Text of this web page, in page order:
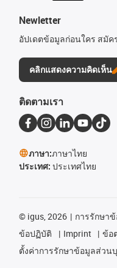
Newletter
อัปเดตข้อมูลก่อนใคร สมั
คลิกแสดงความคิดเห็น
ติดตามเรา
ภาษา:ภาษาไทย
ประเทศ: ประเทศไทย
© igus, 2026 การรักษา
ข้อปฏิบัติ
Imprint
ข้อ
ตั้งค่าการรักษาข้อมูลส่วน